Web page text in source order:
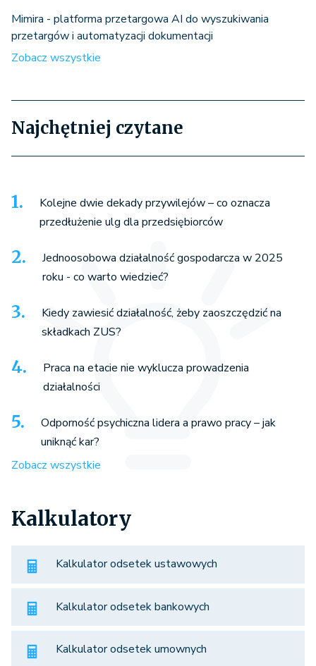
Mimira - platforma przetargowa AI do wyszukiwania
przetargów i automatyzacji dokumentacji
Zobacz wszystkie
Najchętniej czytane
Kolejne dwie dekady przywilejów – co oznacza
przedłużenie ulg dla przedsiębiorców
Jednoosobowa działalność gospodarcza w 2025
roku - co warto wiedzieć?
Kiedy zawiesić działalność, żeby zaoszczędzić na
składkach ZUS?
Praca na etacie nie wyklucza prowadzenia
działalności
Odporność psychiczna lidera a prawo pracy – jak
uniknąć kar?
Zobacz wszystkie
Kalkulatory
Kalkulator odsetek ustawowych
Kalkulator odsetek bankowych
Kalkulator odsetek umownych